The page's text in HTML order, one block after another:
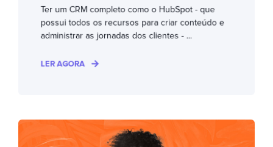
Ter um CRM completo como o HubSpot - que
possui todos os recursos para criar conteúdo e
administrar as jornadas dos clientes - ...
LER AGORA